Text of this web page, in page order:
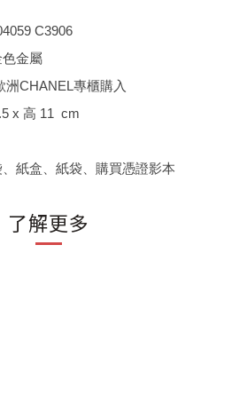
C3906
金屬
CHANEL專櫃購入
x 高 11 cm
紙盒、紙袋、購買憑證影本
了解更多